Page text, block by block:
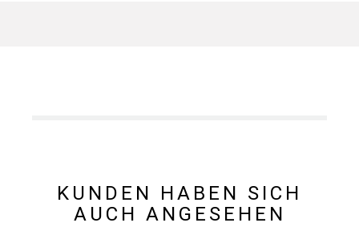
KUNDEN HABEN SICH
AUCH ANGESEHEN